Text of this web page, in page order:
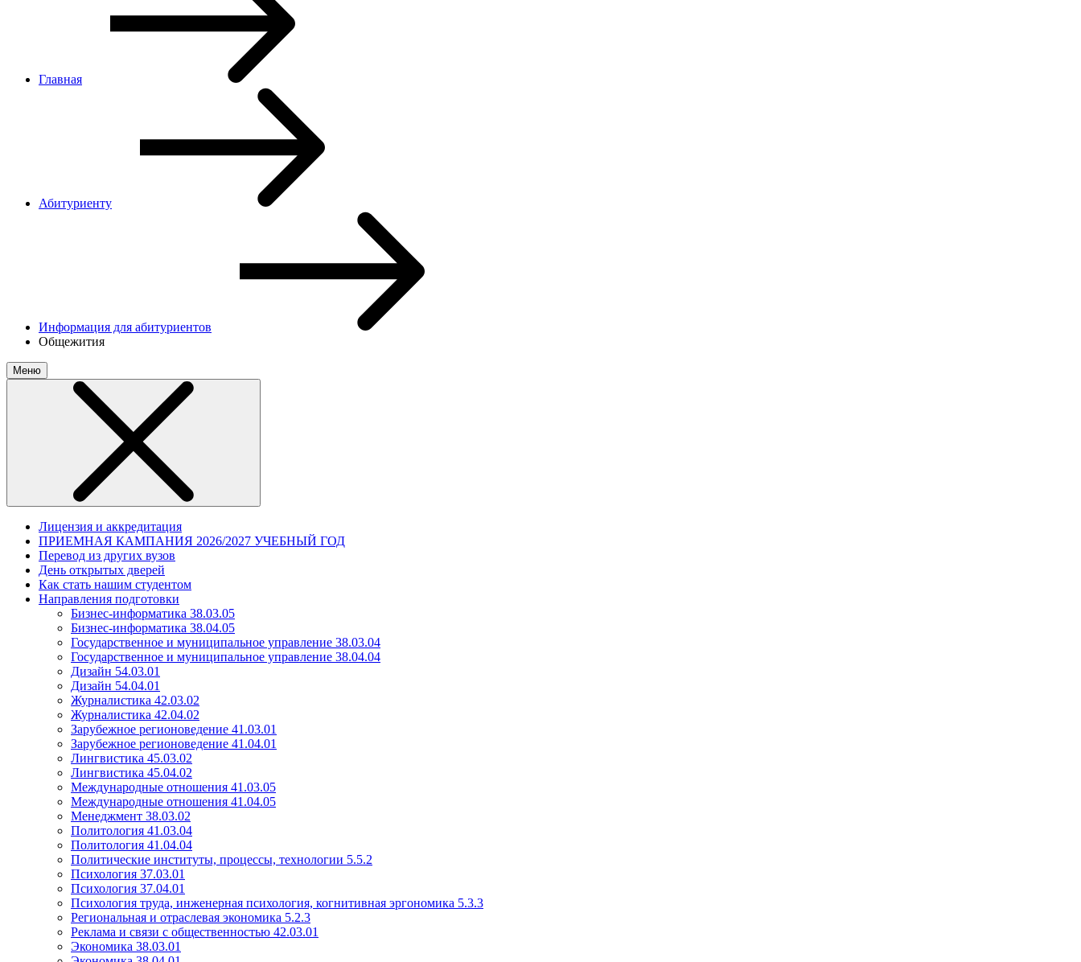
Главная
Абитуриенту
Информация для абитуриентов
Общежития
Меню
Лицензия и аккредитация
ПРИЕМНАЯ КАМПАНИЯ 2026/2027 УЧЕБНЫЙ ГОД
Перевод из других вузов
День открытых дверей
Как стать нашим студентом
Направления подготовки
Бизнес-информатика 38.03.05
Бизнес-информатика 38.04.05
Государственное и муниципальное управление 38.03.04
Государственное и муниципальное управление 38.04.04
Дизайн 54.03.01
Дизайн 54.04.01
Журналистика 42.03.02
Журналистика 42.04.02
Зарубежное регионоведение 41.03.01
Зарубежное регионоведение 41.04.01
Лингвистика 45.03.02
Лингвистика 45.04.02
Международные отношения 41.03.05
Международные отношения 41.04.05
Менеджмент 38.03.02
Политология 41.03.04
Политология 41.04.04
Политические институты, процессы, технологии 5.5.2
Психология 37.03.01
Психология 37.04.01
Психология труда, инженерная психология, когнитивная эргономика 5.3.3
Региональная и отраслевая экономика 5.2.3
Реклама и связи с общественностью 42.03.01
Экономика 38.03.01